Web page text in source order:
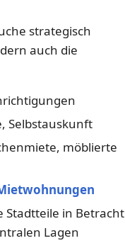
strategisch
auch die
Selbstauskunft
möblierte
Stadtteile in Betracht
Lagen